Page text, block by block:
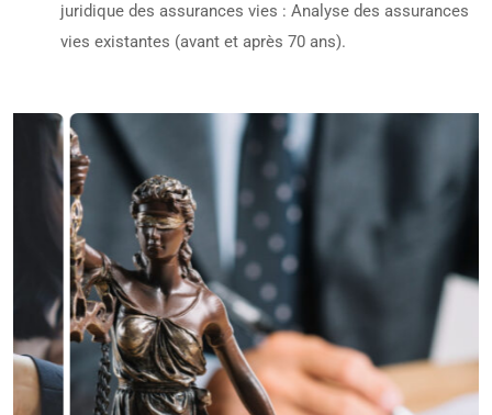
juridique des assurances vies : Analyse des assurances
vies existantes (avant et après 70 ans).